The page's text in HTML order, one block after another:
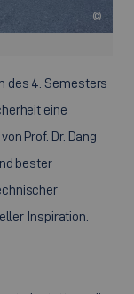
©
des 4. Semesters
eine
Prof. Dr. Dang
bester
Inspiration.